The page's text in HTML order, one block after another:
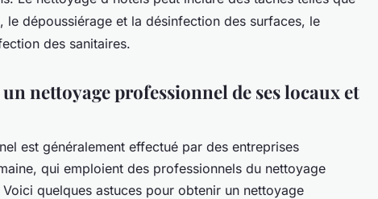
le dépoussiérage et la désinfection des surfaces, le
des sanitaires.
nettoyage professionnel de ses locaux et
est généralement effectué par des entreprises
qui emploient des professionnels du nettoyage
quelques astuces pour obtenir un nettoyage